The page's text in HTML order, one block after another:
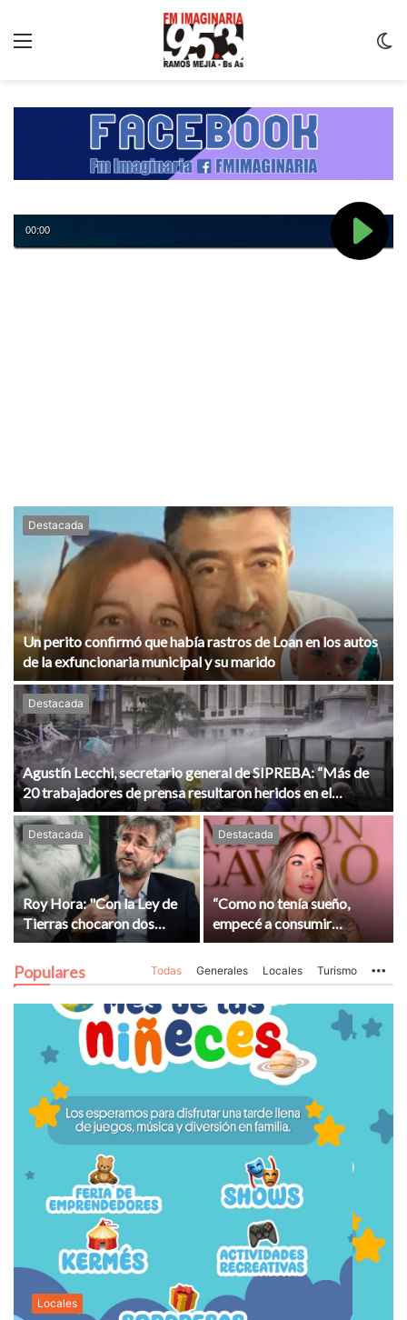
Destacada
Un perito confirmó que había rastros de Loan en los autos
de la exfuncionaria municipal y su marido
Destacada
Agustín Lecchi, secretario general de SIPREBA: “Más de
20 trabajadores de prensa resultaron heridos en el
Congreso”
Destacada
Roy Hora: "Con la Ley de
Tierras chocaron dos
formas de construir el
país"
Destacada
“Como no tenía sueño,
empecé a consumir
cocaína”: la declaración
ante la fiscalía de Candela
Arizaga, la novia de
Facundo Moyano
Populares Todas Generales Locales Turismo
Locales